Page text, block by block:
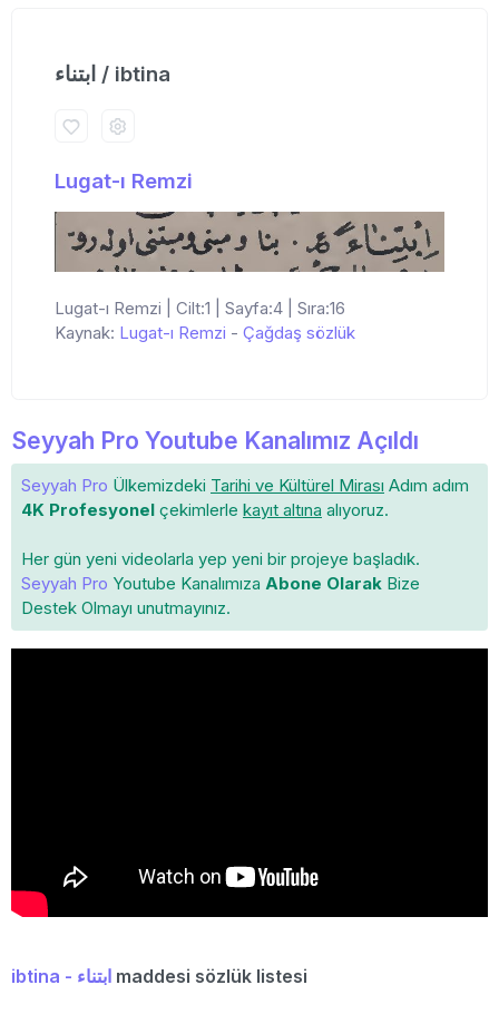
ابتناء / ibtina
Lugat-ı Remzi
Lugat-ı Remzi | Cilt:1 | Sayfa:4 | Sıra:16
Kaynak: Lugat-ı Remzi - Çağdaş sözlük
Seyyah Pro Youtube Kanalımız Açıldı
Seyyah Pro Ülkemizdeki Tarihi ve Kültürel Mirası Adım adım
4K Profesyonel çekimlerle kayıt altına alıyoruz.
Her gün yeni videolarla yep yeni bir projeye başladık.
Seyyah Pro Youtube Kanalımıza Abone Olarak Bize
Destek Olmayı unutmayınız.
ibtina - ابتناء maddesi sözlük listesi